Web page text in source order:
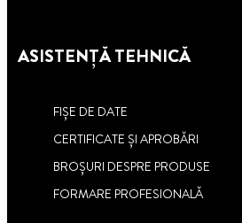
ASISTENȚĂ TEHNICĂ
FIȘE DE DATE
CERTIFICATE ȘI APROBĂRI
BROȘURI DESPRE PRODUSE
FORMARE PROFESIONALĂ